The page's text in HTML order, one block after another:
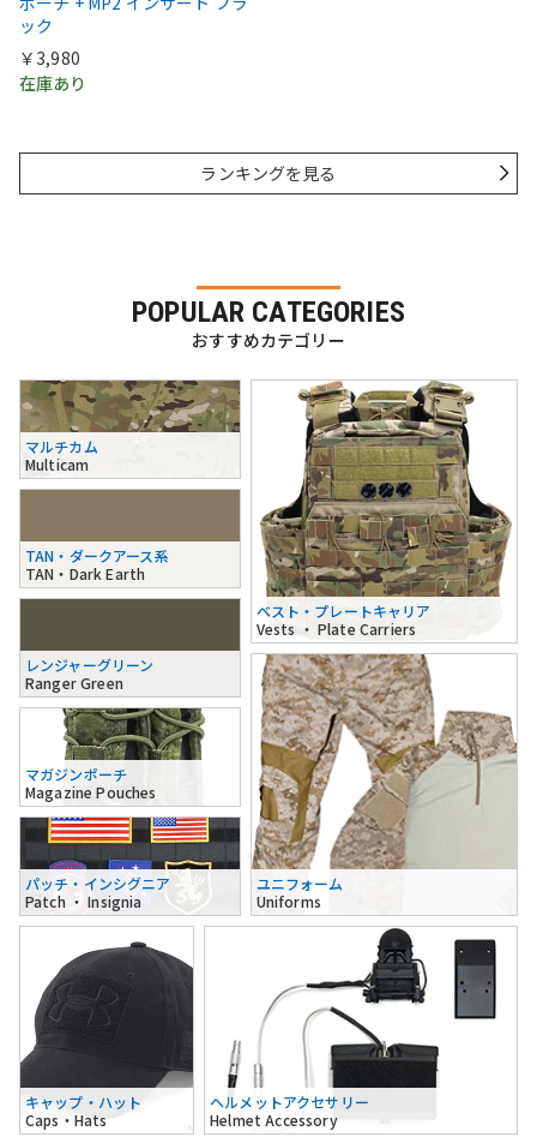
ック
￥3,980
在庫あり
ランキングを見る
POPULAR CATEGORIES
おすすめカテゴリー
マルチカム
Multicam
TAN・ダークアース系
TAN・Dark Earth
レンジャーグリーン
Ranger Green
ベスト・プレートキャリア
Vests ・ Plate Carriers
マガジンポーチ
Magazine Pouches
パッチ・インシグニア
Patch ・ Insignia
ユニフォーム
Uniforms
キャップ・ハット
Caps・Hats
ヘルメットアクセサリー
Helmet Accessory